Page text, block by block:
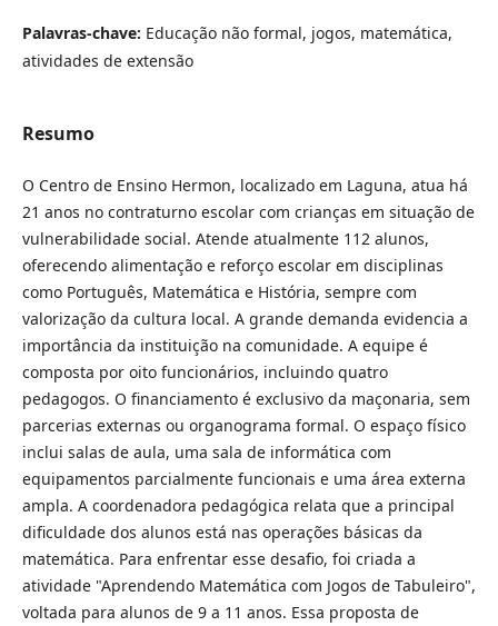
Palavras-chave: Educação não formal, jogos, matemática,
atividades de extensão
Resumo
O Centro de Ensino Hermon, localizado em Laguna, atua há
21 anos no contraturno escolar com crianças em situação de
vulnerabilidade social. Atende atualmente 112 alunos,
oferecendo alimentação e reforço escolar em disciplinas
como Português, Matemática e História, sempre com
valorização da cultura local. A grande demanda evidencia a
importância da instituição na comunidade. A equipe é
composta por oito funcionários, incluindo quatro
pedagogos. O financiamento é exclusivo da maçonaria, sem
parcerias externas ou organograma formal. O espaço físico
inclui salas de aula, uma sala de informática com
equipamentos parcialmente funcionais e uma área externa
ampla. A coordenadora pedagógica relata que a principal
dificuldade dos alunos está nas operações básicas da
matemática. Para enfrentar esse desafio, foi criada a
atividade "Aprendendo Matemática com Jogos de Tabuleiro",
voltada para alunos de 9 a 11 anos. Essa proposta de